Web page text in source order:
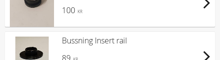
100 KR
Bussning Insert rail